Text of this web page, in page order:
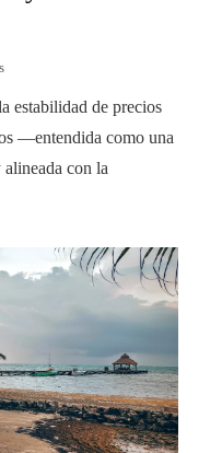
estabilidad de precios
—entendida como una
con la